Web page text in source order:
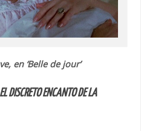
en ‘Belle de jour’
EL DISCRETO ENCANTO DE LA